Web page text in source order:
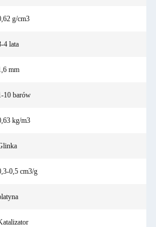
g/cm3
4 lata
mm
10 barów
kg/m3
0,5 cm3/g